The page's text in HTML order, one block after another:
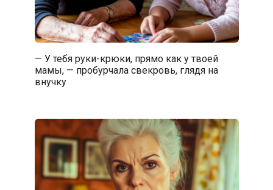
— У тебя руки-крюки, прямо как у твоей
мамы, — пробурчала свекровь, глядя на
внучку